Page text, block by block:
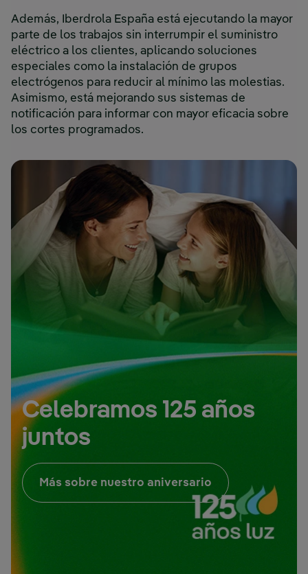
Además, Iberdrola España está ejecutando la mayor
parte de los trabajos sin interrumpir el suministro
eléctrico a los clientes, aplicando soluciones
especiales como la instalación de grupos
electrógenos para reducir al mínimo las molestias.
Asimismo, está mejorando sus sistemas de
notificación para informar con mayor eficacia sobre
los cortes programados.
Celebramos 125 años
juntos
Más sobre nuestro aniversario Enlace externo,